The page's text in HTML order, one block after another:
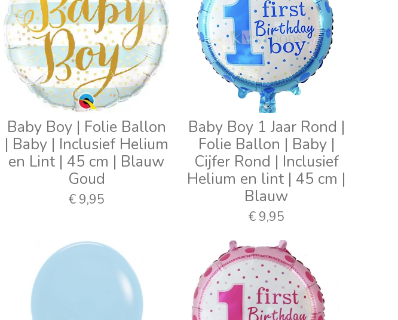
Baby Boy | Folie Ballon
| Baby | Inclusief Helium
en Lint | 45 cm | Blauw
Goud
€ 9,95
Baby Boy 1 Jaar Rond |
Folie Ballon | Baby |
Cijfer Rond | Inclusief
Helium en lint | 45 cm |
Blauw
€ 9,95